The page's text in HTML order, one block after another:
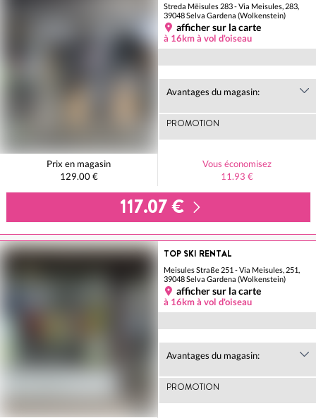
Streda Mëisules 283 - Via Meisules, 283,
39048 Selva Gardena (Wolkenstein)
afficher sur la carte
à 16km à vol d'oiseau
Avantages du magasin:
PROMOTION
Prix en magasin
129.00 €
Vous économisez
11.93 €
117.07 €
TOP SKI RENTAL
Meisules Straße 251 - Via Meisules, 251,
39048 Selva Gardena (Wolkenstein)
afficher sur la carte
à 16km à vol d'oiseau
Avantages du magasin:
PROMOTION